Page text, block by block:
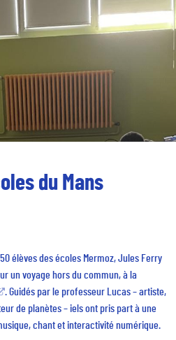
du Mans
élèves des écoles Mermoz, Jules Ferry
un voyage hors du commun, à la
. Guidés par le professeur Lucas – artiste,
de planètes – iels ont pris part à une
chant et interactivité numérique.